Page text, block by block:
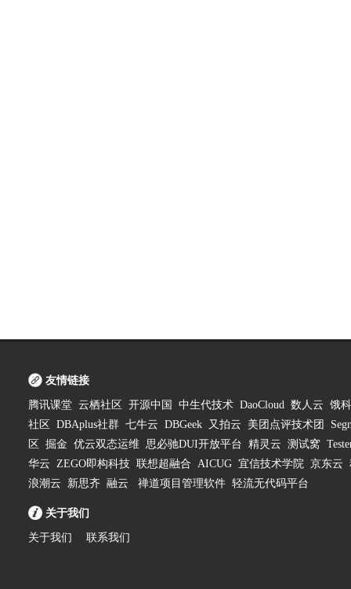
友情链接
腾讯课堂 云栖社区 开源中国 中生代技术 DaoCloud 数人云 饿
社区
DBAplus社群 七牛云 DBGeek 又拍云 美团点评技术团
区
掘金 优云双态运维 思必驰DUI开放平台 精灵云 测试窝
华云 ZEGO即构科技 联想超融合 AICUG 宜信技术学院 京东云
浪潮云
新思齐 融云 禅道项目管理软件 轻流无代码平台
关于我们
关于我们 联系我们